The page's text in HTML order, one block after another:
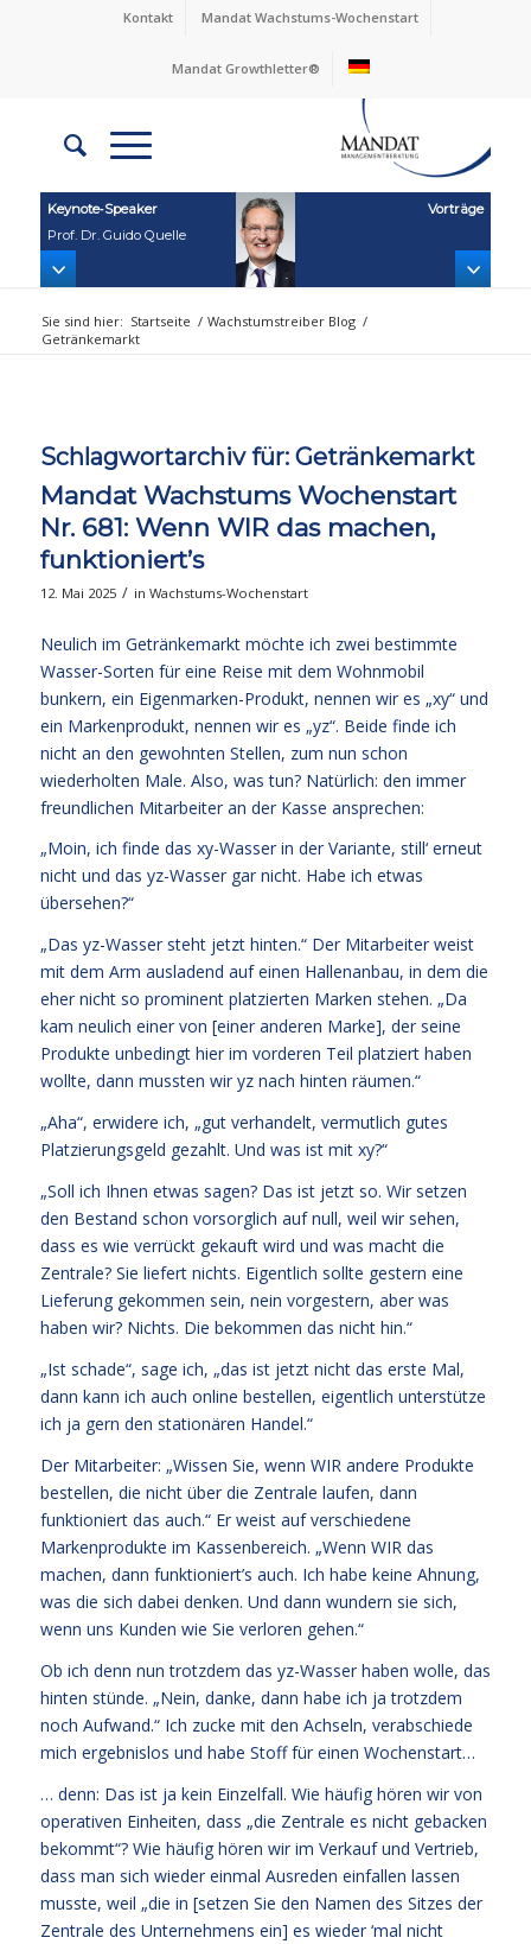
Kontakt Mandat Wachstums-Wochenstart
Mandat Growthletter®
Keynote‑Speaker
Prof. Dr. Guido Quelle
Vorträge
Sie sind hier: Startseite / Wachstumstreiber Blog /
Getränkemarkt
Schlagwortarchiv für: Getränkemarkt
Mandat Wachstums Wochenstart
Nr. 681: Wenn WIR das machen,
funktioniert’s
12. Mai 2025 / in Wachstums-Wochenstart
Neulich im Getränkemarkt möchte ich zwei bestimmte
Wasser-Sorten für eine Reise mit dem Wohnmobil
bunkern, ein Eigenmarken-Produkt, nennen wir es „xy“ und
ein Markenprodukt, nennen wir es „yz“. Beide finde ich
nicht an den gewohnten Stellen, zum nun schon
wiederholten Male. Also, was tun? Natürlich: den immer
freundlichen Mitarbeiter an der Kasse ansprechen:
„Moin, ich finde das xy-Wasser in der Variante, still‘ erneut
nicht und das yz-Wasser gar nicht. Habe ich etwas
übersehen?“
„Das yz-Wasser steht jetzt hinten.“ Der Mitarbeiter weist
mit dem Arm ausladend auf einen Hallenanbau, in dem die
eher nicht so prominent platzierten Marken stehen. „Da
kam neulich einer von [einer anderen Marke], der seine
Produkte unbedingt hier im vorderen Teil platziert haben
wollte, dann mussten wir yz nach hinten räumen.“
„Aha“, erwidere ich, „gut verhandelt, vermutlich gutes
Platzierungsgeld gezahlt. Und was ist mit xy?“
„Soll ich Ihnen etwas sagen? Das ist jetzt so. Wir setzen
den Bestand schon vorsorglich auf null, weil wir sehen,
dass es wie verrückt gekauft wird und was macht die
Zentrale? Sie liefert nichts. Eigentlich sollte gestern eine
Lieferung gekommen sein, nein vorgestern, aber was
haben wir? Nichts. Die bekommen das nicht hin.“
„Ist schade“, sage ich, „das ist jetzt nicht das erste Mal,
dann kann ich auch online bestellen, eigentlich unterstütze
ich ja gern den stationären Handel.“
Der Mitarbeiter: „Wissen Sie, wenn WIR andere Produkte
bestellen, die nicht über die Zentrale laufen, dann
funktioniert das auch.“ Er weist auf verschiedene
Markenprodukte im Kassenbereich. „Wenn WIR das
machen, dann funktioniert’s auch. Ich habe keine Ahnung,
was die sich dabei denken. Und dann wundern sie sich,
wenn uns Kunden wie Sie verloren gehen.“
Ob ich denn nun trotzdem das yz-Wasser haben wolle, das
hinten stünde. „Nein, danke, dann habe ich ja trotzdem
noch Aufwand.“ Ich zucke mit den Achseln, verabschiede
mich ergebnislos und habe Stoff für einen Wochenstart…
… denn: Das ist ja kein Einzelfall. Wie häufig hören wir von
operativen Einheiten, dass „die Zentrale es nicht gebacken
bekommt“? Wie häufig hören wir im Verkauf und Vertrieb,
dass man sich wieder einmal Ausreden einfallen lassen
musste, weil „die in [setzen Sie den Namen des Sitzes der
Zentrale des Unternehmens ein] es wieder ‘mal nicht